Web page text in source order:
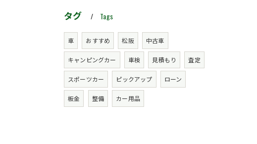
タグ Tags
車 おすすめ 松阪 中古車
キャンピングカー 車検 見積もり 査定
スポーツカー ピックアップ ローン
板金 整備 カー用品